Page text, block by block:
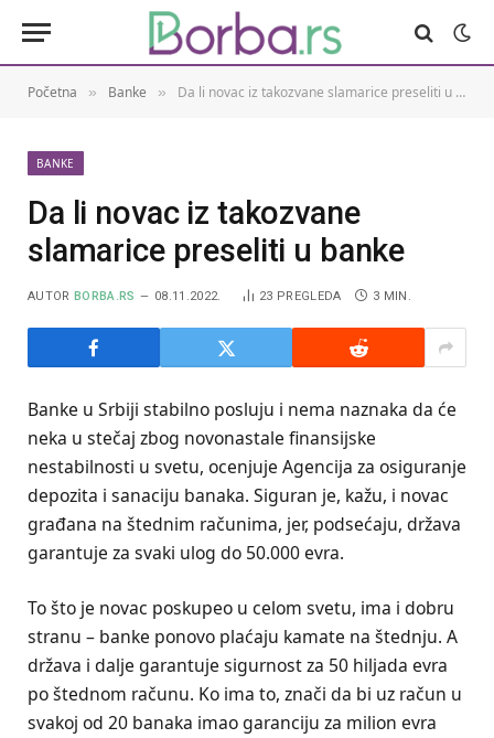
Početna » Banke » Da li novac iz takozvane slamarice preseliti u banke
BANKE
Da li novac iz takozvane
slamarice preseliti u banke
AUTOR BORBA.RS 08.11.2022. 23 PREGLEDA 3 MIN.
Banke u Srbiji stabilno posluju i nema naznaka da će
neka u stečaj zbog novonastale finansijske
nestabilnosti u svetu, ocenjuje Agencija za osiguranje
depozita i sanaciju banaka. Siguran je, kažu, i novac
građana na štednim računima, jer, podsećaju, država
garantuje za svaki ulog do 50.000 evra.
To što je novac poskupeo u celom svetu, ima i dobru
stranu – banke ponovo plaćaju kamate na štednju. A
država i dalje garantuje sigurnost za 50 hiljada evra
po štednom računu. Ko ima to, znači da bi uz račun u
svakoj od 20 banaka imao garanciju za milion evra